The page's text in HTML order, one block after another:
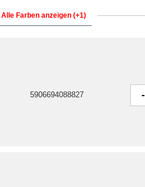
Alle Farben anzeigen (+1)
5906694088827 -